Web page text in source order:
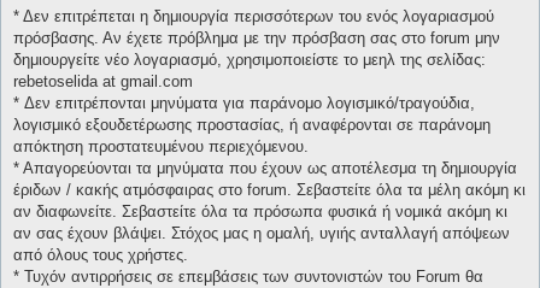
* Δεν επιτρέπεται η δημιουργία περισσότερων του ενός λογαριασμού
πρόσβασης. Αν έχετε πρόβλημα με την πρόσβαση σας στο forum μην
δημιουργείτε νέο λογαριασμό, χρησιμοποιείστε το μεηλ της σελίδας:
rebetoselida at gmail.com
* Δεν επιτρέπονται μηνύματα για παράνομο λογισμικό/τραγούδια,
λογισμικό εξουδετέρωσης προστασίας, ή αναφέρονται σε παράνομη
απόκτηση προστατευμένου περιεχόμενου.
* Απαγορεύονται τα μηνύματα που έχουν ως αποτέλεσμα τη δημιουργία
έριδων / κακής ατμόσφαιρας στο forum. Σεβαστείτε όλα τα μέλη ακόμη κι
αν διαφωνείτε. Σεβαστείτε όλα τα πρόσωπα φυσικά ή νομικά ακόμη κι
αν σας έχουν βλάψει. Στόχος μας η ομαλή, υγιής ανταλλαγή απόψεων
από όλους τους χρήστες.
* Τυχόν αντιρρήσεις σε επεμβάσεις των συντονιστών του Forum θα